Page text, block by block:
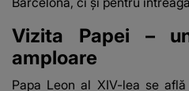
Vizita Papei –
amploare
Papa Leon al XIV-lea se